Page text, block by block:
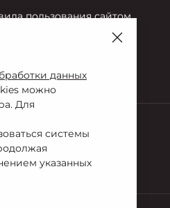
пользования сайтом
35-03-60
данных
можно
Для
системы
указанных